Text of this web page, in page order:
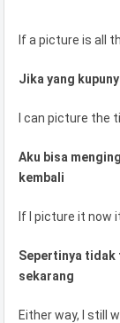
If a picture is all
Jika yang
I can picture the
Aku bisa
kembali
If I picture it now
Sepertinya tidak
sekarang
Either way, I still